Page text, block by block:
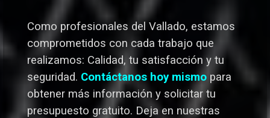
Como profesionales del Vallado, estamos
comprometidos con cada trabajo que
realizamos: Calidad, tu satisfacción y tu
seguridad. Contáctanos hoy mismo para
obtener más información y solicitar tu
presupuesto gratuito. Deja en nuestras